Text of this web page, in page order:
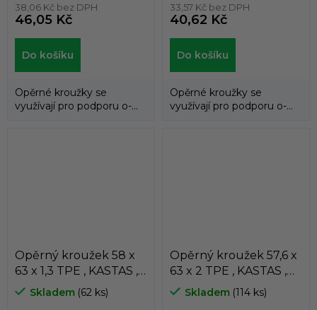
38,06 Kč bez DPH
46,05 Kč
Do košíku
Opěrné kroužky se
využívají pro podporu o-
33,57 Kč bez DPH
40,62 Kč
Do košíku
Opěrné kroužky se
využívají pro podporu o-
Opěrný kroužek 58 x
63 x 1,3 TPE , KASTAS ,
K81-058
Skladem (62 ks)
Opěrný kroužek 57,6 x
63 x 2 TPE , KASTAS ,
K81-057
Skladem (114 ks)